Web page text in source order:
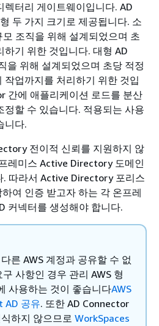
렉터리 게이트웨이입니다. AD
두 가지 크기로 제공됩니다. 소
조직을 위해 설계되었으며 초
하기 위한 것입니다. 대형 AD
을 위해 설계되었으며 초당 적정
작업까지를 처리하기 위한 것입
간에 애플리케이션 로드를 분산
정할 수 있습니다. 적용되는 사용
니다.
전이적 신뢰를 지원하지 않
레미스 Active Directory 도메인
. 따라서 Active Directory 포리스
여 인증 받고자 하는 각 온프레
커넥터를 생성해야 합니다.
른 AWS 계정과 공유할 수 없
사항인 경우 관리 AWS 형
사용하는 것이 좋습니다AWS
AD 공유. 또한 AD Connector
하지 않으므로 WorkSpaces